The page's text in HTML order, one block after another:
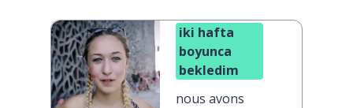
iki hafta
boyunca
bekledim
nous avons